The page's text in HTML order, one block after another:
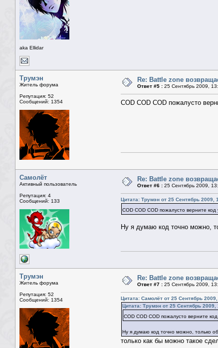
aka Ellidar
Трумэн
Житель форума
Репутация: 52
Сообщений: 1354
Re: Battle zone
Ответ #5 : 25 Сентябрь 2009,
COD COD COD пожалусто
Самолёт
Активный пользователь
Репутация: 4
Сообщений: 133
Re: Battle zone
Ответ #6 : 25 Сентябрь 2009,
Цитата: Трумэн от 25 Сентябрь 2009,
COD COD COD пожалусто верните
Ну я думаю код точно можно,
Трумэн
Житель форума
Репутация: 52
Сообщений: 1354
Re: Battle zone
Ответ #7 : 25 Сентябрь 2009,
Цитата: Самолёт от 25 Сентябрь
Цитата: Трумэн от 25 Сентябрь 2009,
COD COD COD пожалусто верните
Ну я думаю код точно можно, только
только как бы можно такое